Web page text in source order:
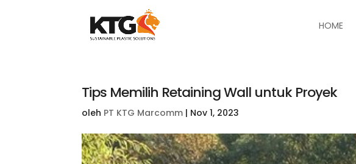
HOME
Tips Memilih Retaining Wall untuk Proyek
oleh PT KTG Marcomm | Nov 1, 2023